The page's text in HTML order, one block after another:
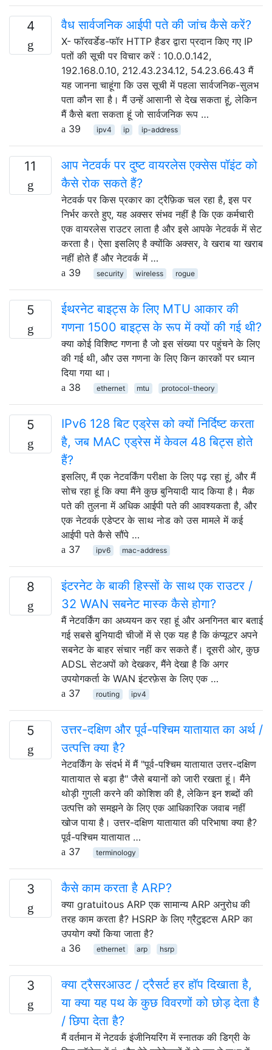
4 वैध सार्वजनिक आईपी पते की जांच कैसे करें?
X- फॉरवर्डेड-फॉर HTTP हैडर द्वारा प्रदान किए गए IP
पतों की सूची पर विचार करें : 10.0.0.142,
192.168.0.10, 212.43.234.12, 54.23.66.43 मैं
यह जानना चाहूंगा कि उस सूची में पहला सार्वजनिक-सुलभ
पता कौन सा है। मैं उन्हें आसानी से देख सकता हूं, लेकिन
मैं कैसे बता सकता हूं जो सार्वजनिक रूप …
39
ipv4 ip ip-address
11
आप नेटवर्क पर दुष्ट वायरलेस एक्सेस पॉइंट को
कैसे रोक सकते हैं?
नेटवर्क पर किस प्रकार का ट्रैफ़िक चल रहा है, इस पर
निर्भर करते हुए, यह अक्सर संभव नहीं है कि एक कर्मचारी
एक वायरलेस राउटर लाता है और इसे आपके नेटवर्क में सेट
करता है। ऐसा इसलिए है क्योंकि अक्सर, वे खराब या खराब
नहीं होते हैं और नेटवर्क में …
39
security wireless rogue
5
ईथरनेट बाइट्स के लिए MTU आकार की
गणना 1500 बाइट्स के रूप में क्यों की गई थी?
क्या कोई विशिष्ट गणना है जो इस संख्या पर पहुंचने के लिए
की गई थी, और उस गणना के लिए किन कारकों पर ध्यान
दिया गया था।
38
ethernet mtu protocol-theory
5
IPv6 128 बिट एड्रेस को क्यों निर्दिष्ट करता
है, जब MAC एड्रेस में केवल 48 बिट्स होते
हैं?
इसलिए, मैं एक नेटवर्किंग परीक्षा के लिए पढ़ रहा हूं, और मैं
सोच रहा हूं कि क्या मैंने कुछ बुनियादी याद किया है। मैक
पते की तुलना में अधिक आईपी पते की आवश्यकता है, और
एक नेटवर्क एडेप्टर के साथ नोड को उस मामले में कई
आईपी पते कैसे सौंपे …
37
ipv6 mac-address
8
इंटरनेट के बाकी हिस्सों के साथ एक राउटर /
32 WAN सबनेट मास्क कैसे होगा?
मैं नेटवर्किंग का अध्ययन कर रहा हूं और अनगिनत बार बताई
गई सबसे बुनियादी चीजों में से एक यह है कि कंप्यूटर अपने
सबनेट के बाहर संचार नहीं कर सकते हैं। दूसरी ओर, कुछ
ADSL सेटअपों को देखकर, मैंने देखा है कि अगर
उपयोगकर्ता के WAN इंटरफ़ेस के लिए एक …
37
routing ipv4
5
उत्तर-दक्षिण और पूर्व-पश्चिम यातायात का अर्थ /
उत्पत्ति क्या है?
नेटवर्किंग के संदर्भ में मैं "पूर्व-पश्चिम यातायात उत्तर-दक्षिण
यातायात से बड़ा है" जैसे बयानों को जारी रखता हूं। मैंने
थोड़ी गुगली करने की कोशिश की है, लेकिन इन शब्दों की
उत्पत्ति को समझने के लिए एक आधिकारिक जवाब नहीं
खोज पाया है। उत्तर-दक्षिण यातायात की परिभाषा क्या है?
पूर्व-पश्चिम यातायात …
37
terminology
3 कैसे काम करता है ARP?
क्या gratuitous ARP एक सामान्य ARP अनुरोध की
तरह काम करता है? HSRP के लिए ग्रैटुइटस ARP का
उपयोग क्यों किया जाता है?
36
ethernet arp hsrp
3
क्या ट्रैसरआउट / ट्रैसर्ट हर हॉप दिखाता है,
या क्या यह पथ के कुछ विवरणों को छोड़ देता है
/ छिपा देता है?
मैं वर्तमान में नेटवर्क इंजीनियरिंग में स्नातक की डिग्री के